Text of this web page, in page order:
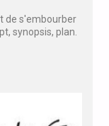
de s'embourber
synopsis, plan.